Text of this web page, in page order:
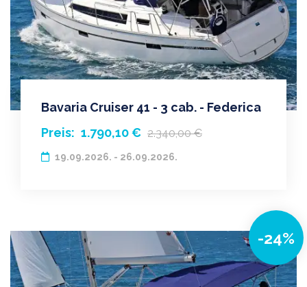
Bavaria Cruiser 41 - 3 cab. - Federica
Preis: 1.790,10 € 2.340,00 €
19.09.2026. - 26.09.2026.
-24%